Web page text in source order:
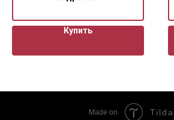
Купить
Made on Tilda